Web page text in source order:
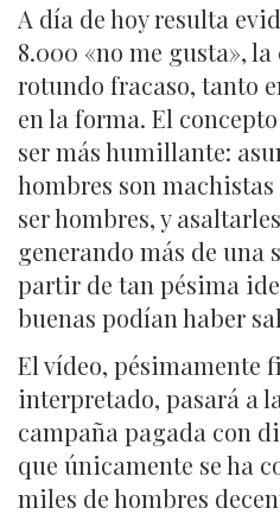
A día de hoy resulta
8.000 «no me gusta»,
rotundo fracaso, tanto
en la forma. El
ser más humillante:
hombres son
ser hombres, y
generando más de
partir de tan pésima
buenas podían haber
El vídeo, pésimamente
interpretado, pasará a
campaña pagada con
que únicamente se ha
miles de hombres